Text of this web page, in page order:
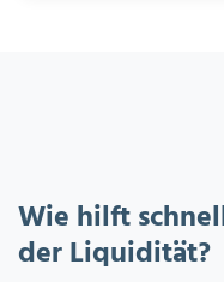
Wie hilft
der Liquidität?